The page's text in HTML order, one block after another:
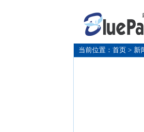
当前位置： 首页 > 新